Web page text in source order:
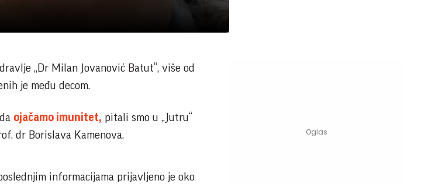
„Dr Milan Jovanović Batut“, više od
je među decom.
ojačamo imunitet, pitali smo u „Jutru“
dr Borislava Kamenova.
informacijama prijavljeno je oko